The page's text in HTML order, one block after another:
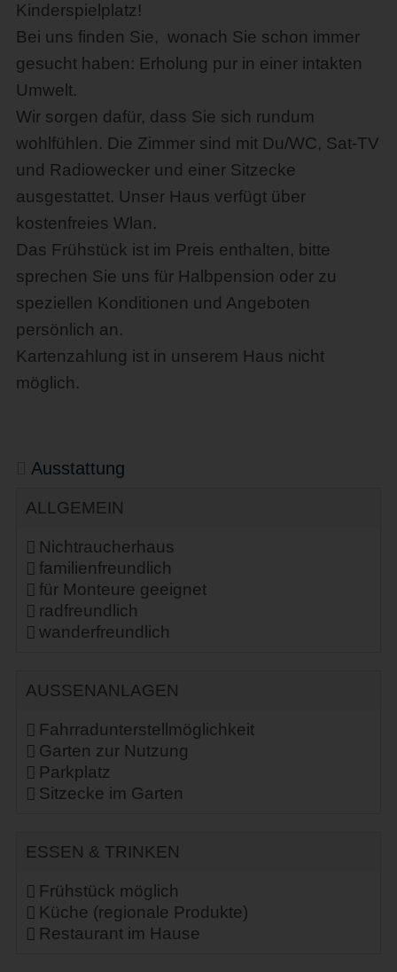
Kinderspielplatz!
Bei uns finden Sie, wonach Sie schon immer
gesucht haben: Erholung pur in einer intakten
Umwelt.
Wir sorgen dafür, dass Sie sich rundum
wohlfühlen. Die Zimmer sind mit Du/WC, Sat-TV
und Radiowecker und einer Sitzecke
ausgestattet. Unser Haus verfügt über
kostenfreies Wlan.
Das Frühstück ist im Preis enthalten, bitte
sprechen Sie uns für Halbpension oder zu
speziellen Konditionen und Angeboten
persönlich an.
Kartenzahlung ist in unserem Haus nicht
möglich.
Ausstattung
ALLGEMEIN
Nichtraucherhaus
familienfreundlich
für Monteure geeignet
radfreundlich
wanderfreundlich
AUSSENANLAGEN
Fahrradunterstellmöglichkeit
Garten zur Nutzung
Parkplatz
Sitzecke im Garten
ESSEN & TRINKEN
Frühstück möglich
Küche (regionale Produkte)
Restaurant im Hause